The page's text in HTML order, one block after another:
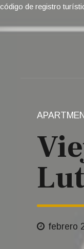
código de registro
febrero